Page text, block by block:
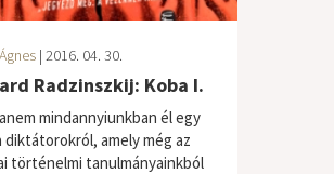
| 2016. 04. 30.
Radzinszkij: Koba I.
mindannyiunkban él egy
diktátorokról, amely még az
történelmi tanulmányainkból